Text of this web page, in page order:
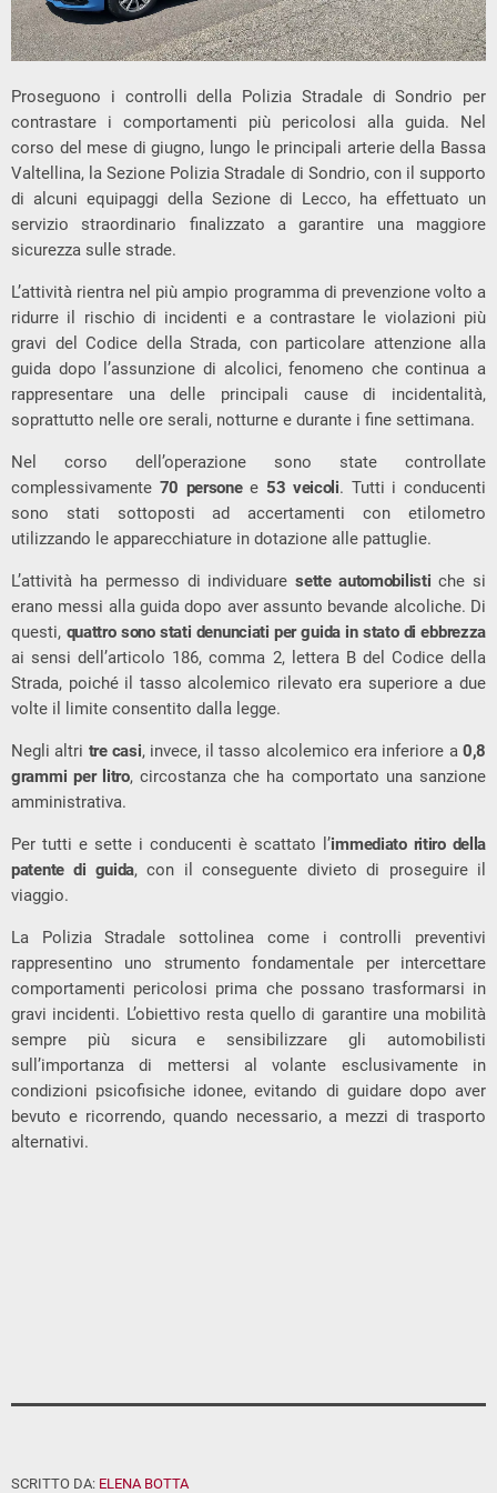
Proseguono i controlli della Polizia Stradale di Sondrio per
contrastare i comportamenti più pericolosi alla guida. Nel
corso del mese di giugno, lungo le principali arterie della Bassa
Valtellina, la Sezione Polizia Stradale di Sondrio, con il supporto
di alcuni equipaggi della Sezione di Lecco, ha effettuato un
servizio straordinario finalizzato a garantire una maggiore
sicurezza sulle strade.
L’attività rientra nel più ampio programma di prevenzione volto a
ridurre il rischio di incidenti e a contrastare le violazioni più
gravi del Codice della Strada, con particolare attenzione alla
guida dopo l’assunzione di alcolici, fenomeno che continua a
rappresentare una delle principali cause di incidentalità,
soprattutto nelle ore serali, notturne e durante i fine settimana.
Nel corso dell’operazione sono state controllate
complessivamente 70 personee 53 veicoli. Tutti i conducenti
sono stati sottoposti ad accertamenti con etilometro
utilizzando le apparecchiature in dotazione alle pattuglie.
L’attività ha permesso di individuaresette automobilisti che si
erano messi alla guida dopo aver assunto bevande alcoliche. Di
questi, quattro sono stati denunciati per guida in stato di ebbrezza
ai sensi dell’articolo 186, comma 2, lettera B del Codice della
Strada, poiché il tasso alcolemico rilevato era superiore a due
volte il limite consentito dalla legge.
Negli altri tre casi, invece, il tasso alcolemico era inferiore a 0,8
grammi per litro, circostanza che ha comportato una sanzione
amministrativa.
Per tutti e sette i conducenti è scattato l’immediato ritiro della
patente di guida, con il conseguente divieto di proseguire il
viaggio.
La Polizia Stradale sottolinea come i controlli preventivi
rappresentino uno strumento fondamentale per intercettare
comportamenti pericolosi prima che possano trasformarsi in
gravi incidenti. L’obiettivo resta quello di garantire una mobilità
sempre più sicura e sensibilizzare gli automobilisti
sull’importanza di mettersi al volante esclusivamente in
condizioni psicofisiche idonee, evitando di guidare dopo aver
bevuto e ricorrendo, quando necessario, a mezzi di trasporto
alternativi.
SCRITTO DA: ELENA BOTTA